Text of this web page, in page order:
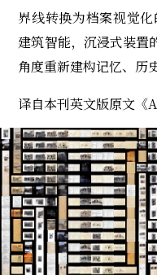
界线转换为档案视觉
建筑智能，沉浸式装置
角度重新建构记忆、历
译自本刊英文版原文《